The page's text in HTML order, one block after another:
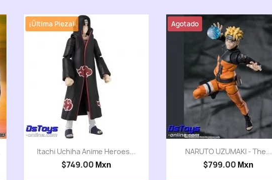
Itachi Uchiha Anime Heroes...
$749.00 Mxn
¡Última Pieza!
NARUTO UZUMAKI - The...
$799.00 Mxn
Agotado